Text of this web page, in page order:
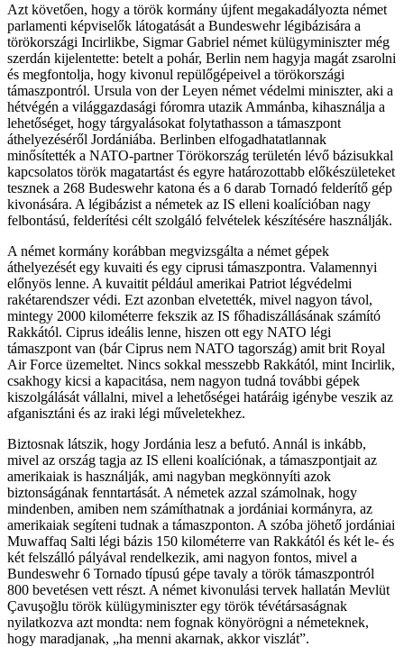
Azt követően, hogy a török kormány újfent megakadályozta német
parlamenti képviselők látogatását a Bundeswehr légibázisára a
törökországi Incirlikbe, Sigmar Gabriel német külügyminiszter még
szerdán kijelentette: betelt a pohár, Berlin nem hagyja magát zsarolni
és megfontolja, hogy kivonul repülőgépeivel a törökországi
támaszpontról. Ursula von der Leyen német védelmi miniszter, aki a
hétvégén a világgazdasági fóromra utazik Ammánba, kihasználja a
lehetőséget, hogy tárgyalásokat folytathasson a támaszpont
áthelyezéséről Jordániába. Berlinben elfogadhatatlannak
minősítették a NATO-partner Törökország területén lévő bázisukkal
kapcsolatos török magatartást és egyre határozottabb előkészületeket
tesznek a 268 Budeswehr katona és a 6 darab Tornadó felderítő gép
kivonására. A légibázist a németek az IS elleni koalícióban nagy
felbontású, felderítési célt szolgáló felvételek készítésére használják.
A német kormány korábban megvizsgálta a német gépek
áthelyezését egy kuvaiti és egy ciprusi támaszpontra. Valamennyi
előnyös lenne. A kuvaitit például amerikai Patriot légvédelmi
rakétarendszer védi. Ezt azonban elvetették, mivel nagyon távol,
mintegy 2000 kilométerre fekszik az IS főhadiszállásának számító
Rakkától. Ciprus ideális lenne, hiszen ott egy NATO légi
támaszpont van (bár Ciprus nem NATO tagország) amit brit Royal
Air Force üzemeltet. Nincs sokkal messzebb Rakkától, mint Incirlik,
csakhogy kicsi a kapacitása, nem nagyon tudná további gépek
kiszolgálását vállalni, mivel a lehetőségei határáig igénybe veszik az
afganisztáni és az iraki légi műveletekhez.
Biztosnak látszik, hogy Jordánia lesz a befutó. Annál is inkább,
mivel az ország tagja az IS elleni koalíciónak, a támaszpontjait az
amerikaiak is használják, ami nagyban megkönnyíti azok
biztonságának fenntartását. A németek azzal számolnak, hogy
mindenben, amiben nem számíthatnak a jordániai kormányra, az
amerikaiak segíteni tudnak a támaszponton. A szóba jöhető jordániai
Muwaffaq Salti légi bázis 150 kilométerre van Rakkától és két le- és
két felszálló pályával rendelkezik, ami nagyon fontos, mivel a
Bundeswehr 6 Tornado típusú gépe tavaly a török támaszpontról
800 bevetésen vett részt. A német kivonulási tervek hallatán Mevlüt
Çavuşoğlu török külügyminiszter egy török tévétársaságnak
nyilatkozva azt mondta: nem fognak könyörögni a németeknek,
hogy maradjanak, „ha menni akarnak, akkor viszlát”.